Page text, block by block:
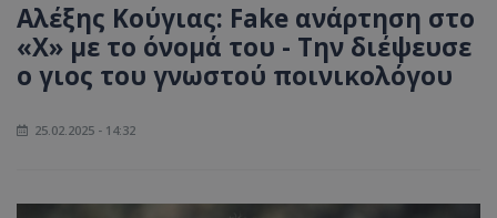
Αλέξης Κούγιας: Fake ανάρτηση στο
«X» με το όνομά του - Την διέψευσε
ο γιος του γνωστού ποινικολόγου
25.02.2025 - 14:32